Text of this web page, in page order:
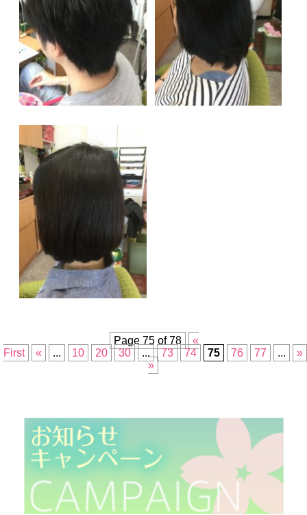
Page 75 of 78
«
First
« ... 10 20 30 ... 73 74 75 76 77 ...
»
»